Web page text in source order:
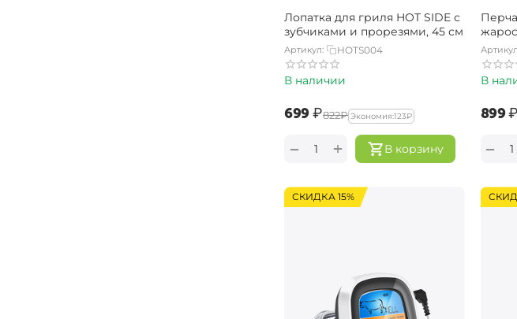
Лопатка для гриля HOT SIDE с
зубчиками и прорезями, 45 см
Артикул: HOTS004
В наличии
‍699‍₽‍822‍₽ Экономия:‍123‍₽
В корзину
+
−
В
‍899‍
−
СКИДКА 15%